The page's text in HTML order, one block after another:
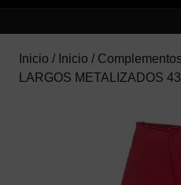
Inicio / Inicio /
LARGOS METALIZADOS